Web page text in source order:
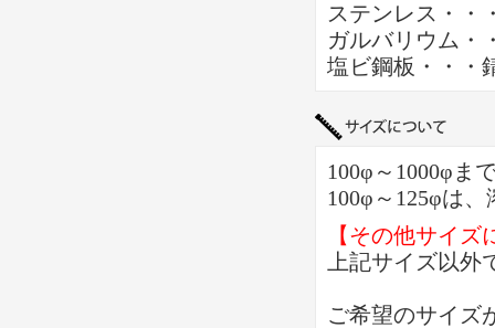
ステンレス・
ガルバリウム
塩ビ鋼板・・・
100φ～1000φま
100φ～125φは
【その他サイズ
上記サイズ以
ご希望のサイズ